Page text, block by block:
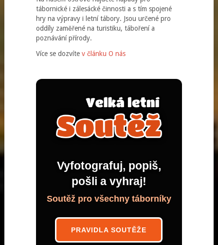
tábornické i zálesácké činnosti a s tím spojené
hry na výpravy i letní tábory. Jsou určené pro
oddíly zaměřené na turistiku, táboření a
poznávání přírody.
Více se dozvíte v článku O nás
Vyfotografuj, popiš,
pošli a vyhraj!
Soutěž pro všechny táborníky
PRAVIDLA SOUTĚŽE